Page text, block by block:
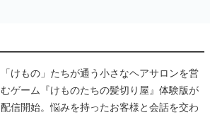
「けもの」たちが通う小さなヘアサロンを営
むゲーム『けものたちの髪切り屋』体験版が
配信開始。悩みを持ったお客様と会話を交わ